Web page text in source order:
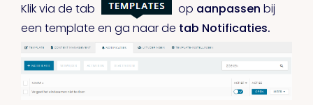
Klik via de tab op aanpassen bij
een template en ga naar de tab Notificaties.